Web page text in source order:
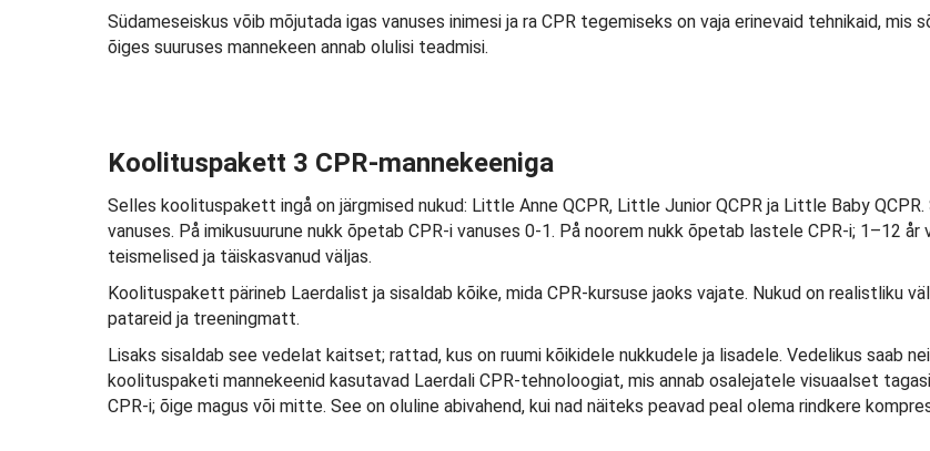
Südameseiskus võib mõjutada igas vanuses inimesi ja ra CPR tegemiseks on vaja erinevaid tehnikaid, mis
õiges suuruses mannekeen annab olulisi teadmisi.
Koolituspakett 3 CPR-mannekeeniga
Selles koolituspakett ingå on järgmised nukud: Little Anne QCPR, Little Junior QCPR ja Little Baby
vanuses. På imikusuurune nukk õpetab CPR-i vanuses 0-1. På noorem nukk õpetab lastele CPR-i; 1–12
teismelised ja täiskasvanud väljas.
Koolituspakett pärineb Laerdalist ja sisaldab kõike, mida CPR-kursuse jaoks vajate. Nukud on realistliku
patareid ja treeningmatt.
Lisaks sisaldab see vedelat kaitset; rattad, kus on ruumi kõikidele nukkudele ja lisadele. Vedelikus saab
koolituspaketi mannekeenid kasutavad Laerdali CPR-tehnoloogiat, mis annab osalejatele visuaalset
CPR-i; õige magus või mitte. See on oluline abivahend, kui nad näiteks peavad peal olema rindkere